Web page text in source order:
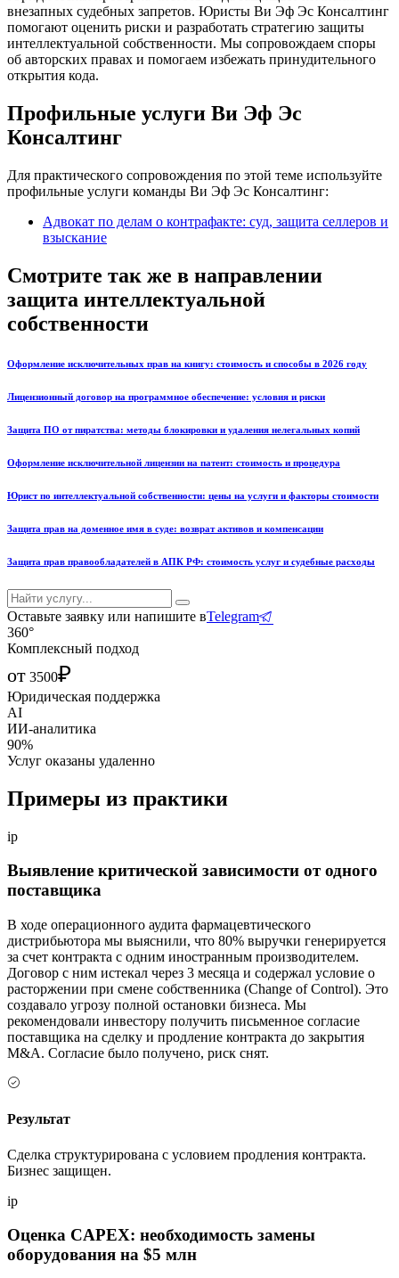
внезапных судебных запретов. Юристы Ви Эф Эс Консалтинг
помогают оценить риски и разработать стратегию защиты
интеллектуальной собственности. Мы сопровождаем споры
об авторских правах и помогаем избежать принудительного
открытия кода.
Профильные услуги Ви Эф Эс
Консалтинг
Для практического сопровождения по этой теме используйте
профильные услуги команды Ви Эф Эс Консалтинг:
Адвокат по делам о контрафакте: суд, защита селлеров и
взыскание
Смотрите так же в направлении
защита интеллектуальной
собственности
Оформление исключительных прав на книгу: стоимость и способы в 2026 году
Лицензионный договор на программное обеспечение: условия и риски
Защита ПО от пиратства: методы блокировки и удаления нелегальных копий
Оформление исключительной лицензии на патент: стоимость и процедура
Юрист по интеллектуальной собственности: цены на услуги и факторы стоимости
Защита прав на доменное имя в суде: возврат активов и компенсации
Защита прав правообладателей в АПК РФ: стоимость услуг и судебные расходы
Оставьте заявку или напишите вTelegram
360°
Комплексный подход
от 3500₽
Юридическая поддержка
AI
ИИ-аналитика
90%
Услуг оказаны удаленно
Примеры из практики
ip
Выявление критической зависимости от одного
поставщика
В ходе операционного аудита фармацевтического
дистрибьютора мы выяснили, что 80% выручки генерируется
за счет контракта с одним иностранным производителем.
Договор с ним истекал через 3 месяца и содержал условие о
расторжении при смене собственника (Change of Control). Это
создавало угрозу полной остановки бизнеса. Мы
рекомендовали инвестору получить письменное согласие
поставщика на сделку и продление контракта до закрытия
M&A. Согласие было получено, риск снят.
Результат
Сделка структурирована с условием продления контракта.
Бизнес защищен.
ip
Оценка CAPEX: необходимость замены
оборудования на $5 млн